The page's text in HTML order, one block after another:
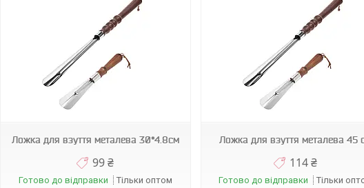
Ложка для взуття металева 30*4.8см
99 ₴
Готово до відправки Тільки оптом
Ложка для взуття металева 45
114 ₴
Готово до відправки Тільки